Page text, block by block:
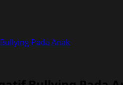
Pada Anak